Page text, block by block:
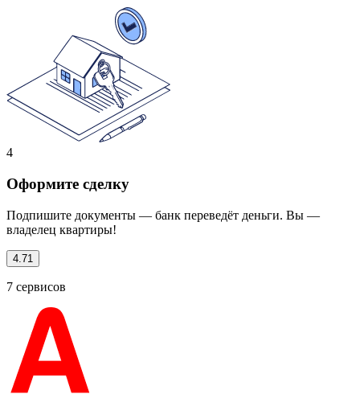
4
Оформите сделку
Подпишите документы — банк переведёт деньги. Вы —
владелец квартиры!
4.71
7 сервисов